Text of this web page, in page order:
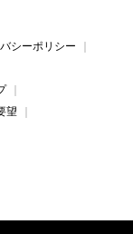
シーポリシー
望